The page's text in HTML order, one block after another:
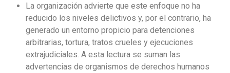
La organización advierte que este enfoque no ha
reducido los niveles delictivos y, por el contrario, ha
generado un entorno propicio para detenciones
arbitrarias, tortura, tratos crueles y ejecuciones
extrajudiciales. A esta lectura se suman las
advertencias de organismos de derechos humanos